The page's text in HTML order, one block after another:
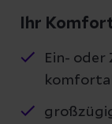
Ihr
Ein-